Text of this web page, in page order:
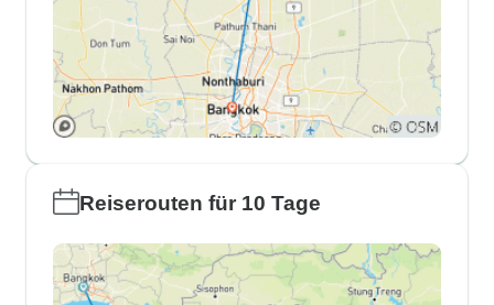
Reiserouten für 10 Tage